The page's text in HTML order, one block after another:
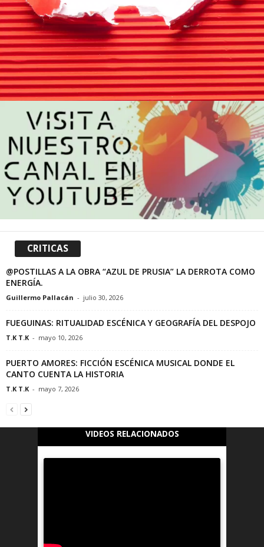
CRITICAS
@POSTILLAS A LA OBRA “AZUL DE PRUSIA” LA DERROTA COMO
ENERGÍA.
Guillermo Pallacán - julio 30, 2026
FUEGUINAS: RITUALIDAD ESCÉNICA Y GEOGRAFÍA DEL DESPOJO
T.K T.K - mayo 10, 2026
PUERTO AMORES: FICCIÓN ESCÉNICA MUSICAL DONDE EL
CANTO CUENTA LA HISTORIA
T.K T.K - mayo 7, 2026
VIDEOS RELACIONADOS